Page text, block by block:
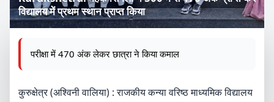
विद्यालय में प्रथम स्थान प्राप्त किया
परीक्षा में 470 अंक लेकर छात्रा ने किया कमाल
कुरुक्षेत्र (अश्विनी वालिया) : राजकीय कन्या वरिष्ठ माध्यमिक विद्यालय